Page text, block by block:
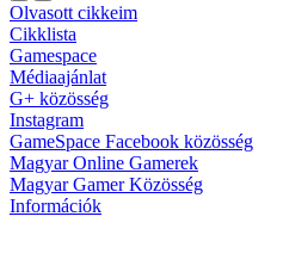
Olvasott cikkeim
Cikklista
Gamespace
Médiaajánlat
G+ közösség
Instagram
GameSpace Facebook közösség
Magyar Online Gamerek
Magyar Gamer Közösség
Információk